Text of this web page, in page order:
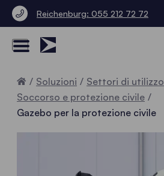
Reichenburg: 055 212 72 72
Home
Soluzioni
Settori di utilizzo
Soccorso e protezione civile
Gazebo per la protezione civile